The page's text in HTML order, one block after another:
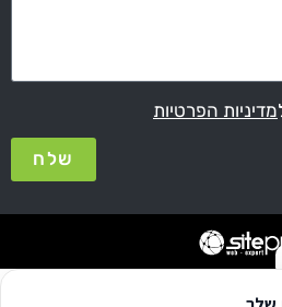
מדיניות הפרטיות
שלח